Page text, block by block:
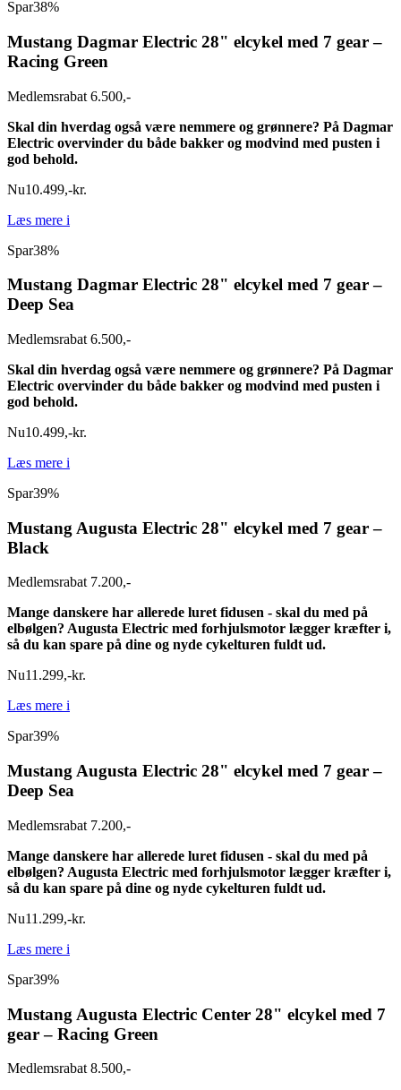
Spar38%
Mustang Dagmar Electric 28" elcykel med 7 gear –
Racing Green
Medlemsrabat 6.500,-
Skal din hverdag også være nemmere og grønnere? På Dagmar
Electric overvinder du både bakker og modvind med pusten i
god behold.
Nu10.499,-kr.
Læs mere i
Spar38%
Mustang Dagmar Electric 28" elcykel med 7 gear –
Deep Sea
Medlemsrabat 6.500,-
Skal din hverdag også være nemmere og grønnere? På Dagmar
Electric overvinder du både bakker og modvind med pusten i
god behold.
Nu10.499,-kr.
Læs mere i
Spar39%
Mustang Augusta Electric 28" elcykel med 7 gear –
Black
Medlemsrabat 7.200,-
Mange danskere har allerede luret fidusen - skal du med på
elbølgen? Augusta Electric med forhjulsmotor lægger kræfter i,
så du kan spare på dine og nyde cykelturen fuldt ud.
Nu11.299,-kr.
Læs mere i
Spar39%
Mustang Augusta Electric 28" elcykel med 7 gear –
Deep Sea
Medlemsrabat 7.200,-
Mange danskere har allerede luret fidusen - skal du med på
elbølgen? Augusta Electric med forhjulsmotor lægger kræfter i,
så du kan spare på dine og nyde cykelturen fuldt ud.
Nu11.299,-kr.
Læs mere i
Spar39%
Mustang Augusta Electric Center 28" elcykel med 7
gear – Racing Green
Medlemsrabat 8.500,-